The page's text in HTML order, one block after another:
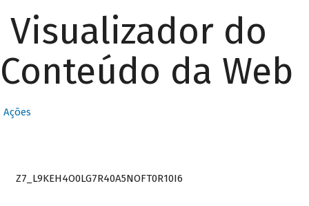
Visualizador do
Conteúdo da Web
Ações
Z7_L9KEH4O0LG7R40A5NOFT0R10I6